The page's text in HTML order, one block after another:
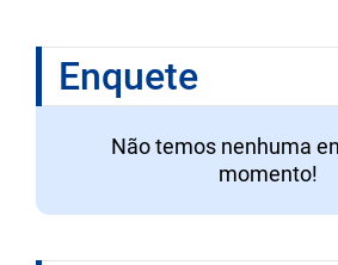
Enquete
Não temos nenhuma
momento!